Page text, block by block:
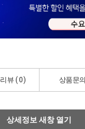
뷰 ( 0) 상품문의
상세정보 새창 열기